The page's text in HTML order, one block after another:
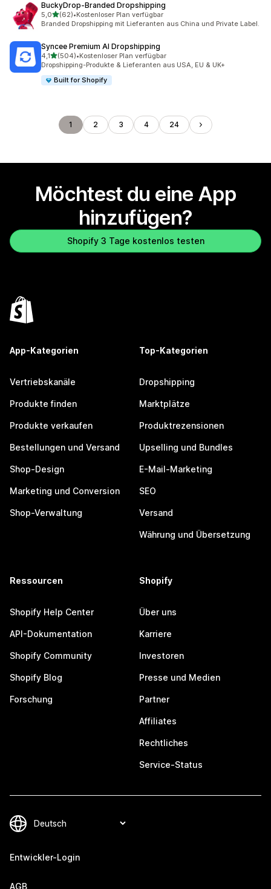
BuckyDrop‑Branded Dropshipping
5,0von 5 Sternen
(62)
62 Rezensionen insgesamt
•Kostenloser Plan verfügbar
Branded Dropshipping mit Lieferanten aus China und Private Label.
Syncee Premium AI Dropshipping
4,1von 5 Sternen
(504)
504 Rezensionen insgesamt
•Kostenloser Plan verfügbar
Dropshipping-Produkte & Lieferanten aus USA, EU & UK+
Built for Shopify
1 2 3 4 24
Möchtest du eine App
hinzufügen?
Shopify 3 Tage kostenlos testen
App-Kategorien
Vertriebskanäle
Produkte finden
Produkte verkaufen
Bestellungen und Versand
Shop-Design
Marketing und Conversion
Shop-Verwaltung
Top-Kategorien
Dropshipping
Marktplätze
Produktrezensionen
Upselling und Bundles
E-Mail-Marketing
SEO
Versand
Währung und Übersetzung
Ressourcen
Shopify Help Center
API-Dokumentation
Shopify Community
Shopify Blog
Forschung
Shopify
Über uns
Karriere
Investoren
Presse und Medien
Partner
Affiliates
Rechtliches
Service-Status
Entwickler-Login
AGB